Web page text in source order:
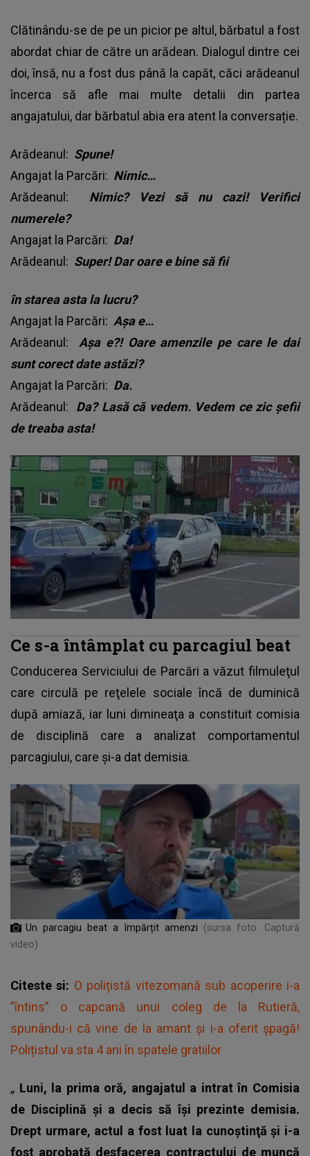
Clătinându-se de pe un picior pe altul, bărbatul a fost
abordat chiar de către un arădean. Dialogul dintre cei
doi, însă, nu a fost dus până la capăt, căci arădeanul
încerca să afle mai multe detalii din partea
angajatului, dar bărbatul abia era atent la conversație.
Arădeanul: Spune!
Angajat la Parcări: Nimic…
Arădeanul: Nimic? Vezi să nu cazi! Verifici
numerele?
Angajat la Parcări: Da!
Arădeanul: Super! Dar oare e bine să fii
în starea asta la lucru?
Angajat la Parcări: Așa e…
Arădeanul:Așa e?! Oare amenzile pe care le dai
sunt corect date astăzi?
Angajat la Parcări: Da.
Arădeanul: Da? Lasă că vedem. Vedem ce zic șefii
de treaba asta!
Ce s-a întâmplat cu parcagiul beat
Conducerea Serviciului de Parcări a văzut filmuleţul
care circulă pe reţelele sociale încă de duminică
după amiază, iar luni dimineaţa a constituit comisia
de disciplină care a analizat comportamentul
parcagiului, care și-a dat demisia.
Un parcagiu beat a împărțit amenzi
(sursa foto: Captură
video)
Citeste si: O polițistă vitezomană sub acoperire i-a
”întins” o capcană unui coleg de la Rutieră,
spunându-i că vine de la amant și i-a oferit șpagă!
Polițistul va sta 4 ani în spatele gratiilor
„ Luni, la prima oră, angajatul a intrat în Comisia
de Disciplină şi a decis să îşi prezinte demisia.
Drept urmare, actul a fost luat la cunoştinţă şi i-a
fost aprobată desfacerea contractului de muncă